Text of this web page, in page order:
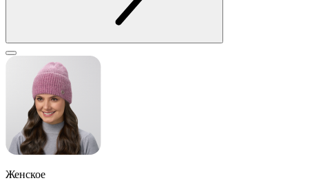
Женское